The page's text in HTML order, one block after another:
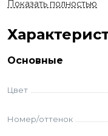
Формула
100%
Применение
Смешайте выбранный
Нанесите на волосы.
смесь на волосах.
Меры
Показать полностью
Основные
Цвет
Номер/оттенок